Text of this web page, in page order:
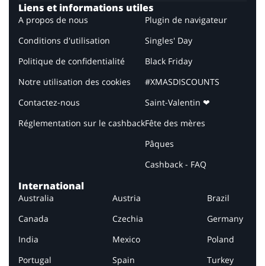
Liens et informations utiles
A propos de nous
Conditions d'utilisation
Politique de confidentialité
Notre utilisation des cookies
Contactez-nous
Réglementation sur le cashback
Plugin de navigateur
Singles' Day
Black Friday
#XMASDISCOUNTS
Saint-Valentin ❤
Fête des mères
Pâques
Cashback - FAQ
International
Australia Austria
Brazil
Canada
Czechia
Germany
India
Mexico
Poland
Portugal
Spain
Turkey